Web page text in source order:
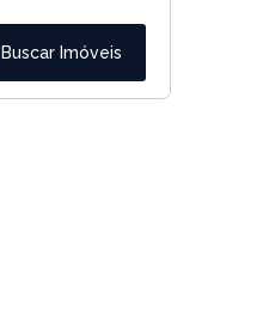
Buscar Imóveis